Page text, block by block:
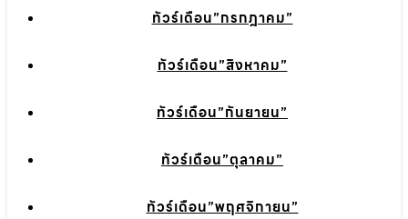
ทัวร์เดือน”กรกฎาคม”
ทัวร์เดือน”สิงหาคม”
ทัวร์เดือน”กันยายน”
ทัวร์เดือน”ตุลาคม”
ทัวร์เดือน”พฤศจิกายน”